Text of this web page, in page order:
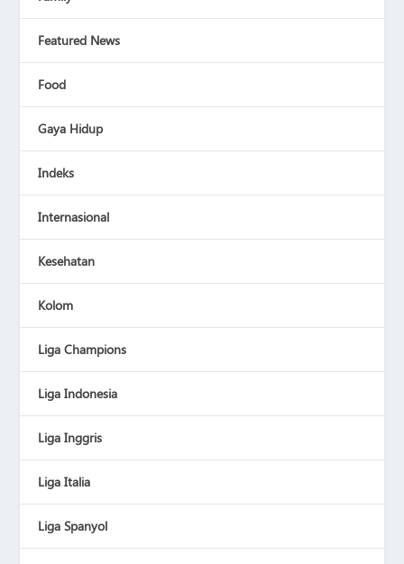
Featured News
Food
Gaya Hidup
Indeks
Internasional
Kesehatan
Kolom
Liga Champions
Liga Indonesia
Liga Inggris
Liga Italia
Liga Spanyol